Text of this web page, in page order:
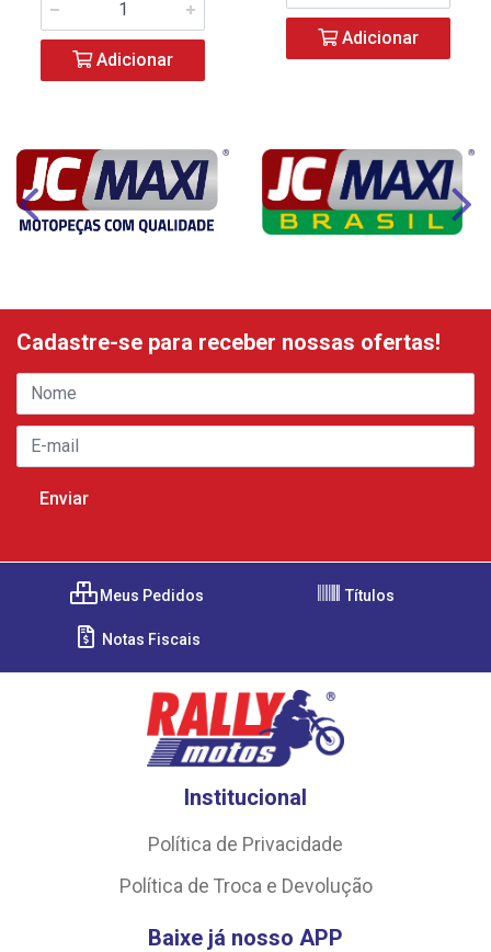
Adicionar
Adicionar
Cadastre-se para receber nossas ofertas!
Meus Pedidos Títulos
Notas Fiscais
Institucional
Política de Privacidade
Política de Troca e Devolução
Baixe já nosso APP